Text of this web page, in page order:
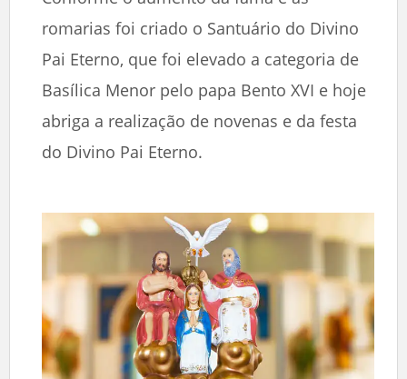
romarias foi criado o Santuário do Divino
Pai Eterno, que foi elevado a categoria de
Basílica Menor pelo papa Bento XVI e hoje
abriga a realização de novenas e da festa
do Divino Pai Eterno.